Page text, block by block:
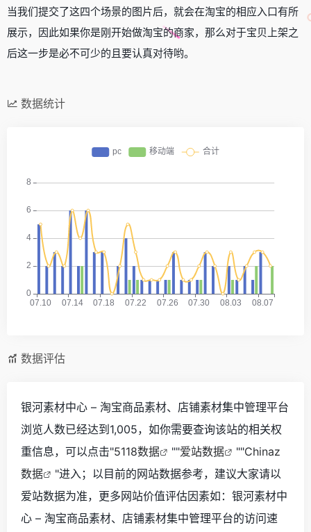
当我们提交了这四个场景的图片后，就会在淘宝的相应入口有所
展示，因此如果你是刚开始做淘宝的商家，那么对于宝贝上架之
后这一步是必不可少的且要认真对待哟。
数据统计
数据评估
银河素材中心 – 淘宝商品素材、店铺素材集中管理平台
浏览人数已经达到1,005，如你需要查询该站的相关权
重信息，可以点击"5118数据 ""爱站数据 ""Chinaz
数据
"进入；以目前的网站数据参考，建议大家请以
爱站数据为准，更多网站价值评估因素如：银河素材中
心 – 淘宝商品素材、店铺素材集中管理平台的访问速